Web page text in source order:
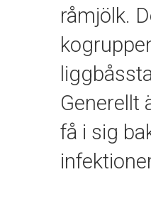
råmjölk.
Generellt
få i sig